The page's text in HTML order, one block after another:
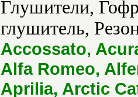
Глушители,
глушитель,
Accossato,
Alfa Romeo,
Aprilia, Arctic